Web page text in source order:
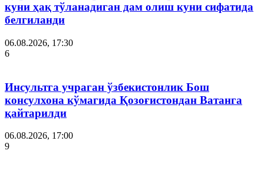
куни ҳақ тўланадиган дам олиш куни сифатида
белгиланди
06.08.2026, 17:30
6
Инсультга учраган ўзбекистонлик Бош
консулхона кўмагида Қозоғистондан Ватанга
қайтарилди
06.08.2026, 17:00
9